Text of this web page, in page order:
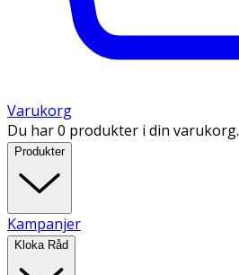
Varukorg
Du har 0 produkter i din varukorg.
Produkter
Kampanjer
Kloka Råd